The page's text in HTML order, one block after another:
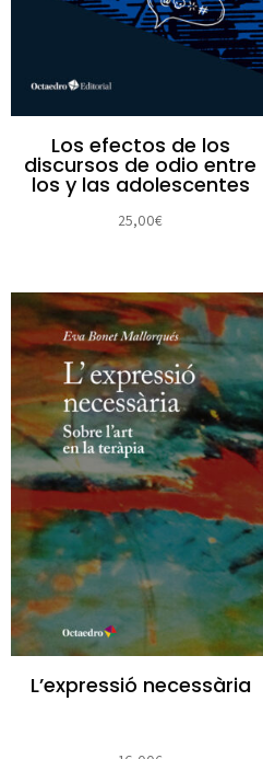
Los efectos de los
discursos de odio entre
los y las adolescentes
25,00€
L’expressió necessària